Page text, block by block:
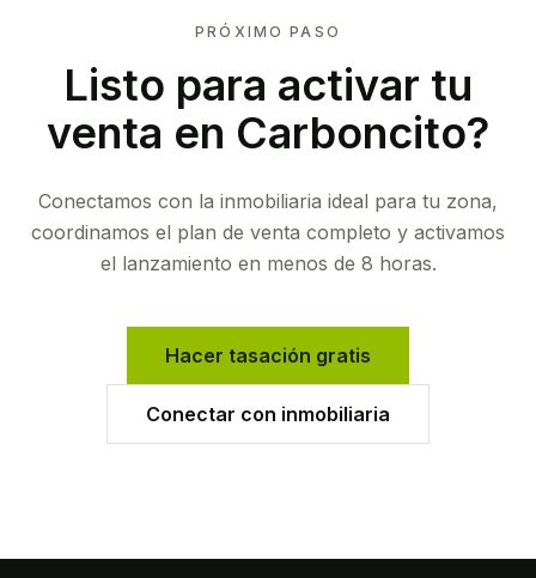
PRÓXIMO PASO
Listo para activar tu
venta en Carboncito?
Conectamos con la inmobiliaria ideal para tu zona,
coordinamos el plan de venta completo y activamos
el lanzamiento en menos de 8 horas.
Hacer tasación gratis
Conectar con inmobiliaria